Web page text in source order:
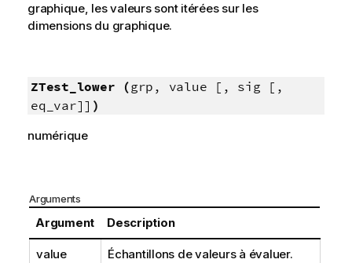
graphique, les valeurs sont itérées sur les
dimensions du graphique.
ZTest_lower (grp, value [, sig [,
eq_var]] )
numérique
Arguments
Argument Description
value
Échantillons de valeurs à évaluer.